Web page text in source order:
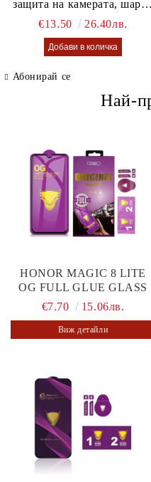
защита на камерата, шарен
калъф Lusi case
€13.50 26.40лв.
Абонирай се
Най-
HONOR MAGIC 8 LITE
OG FULL GLUE GLASS
€7.70
15.06лв.
Виж детайли